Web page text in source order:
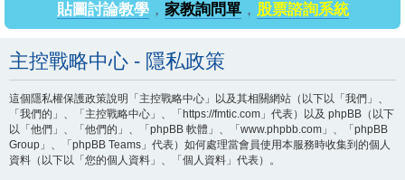
貼圖討論教學， 家教詢問單， 股票諮詢系統
主控戰略中心 - 隱私政策
這個隱私權保護政策說明「主控戰略中心」以及其相關網站（以下以「我們」、
「我們的」、「主控戰略中心」、「https://fmtic.com」代表）以及 phpBB（以下
以「他們」、「他們的」、「phpBB 軟體」、「www.phpbb.com」、「phpBB
Group」、「phpBB Teams」代表）如何處理當會員使用本服務時收集到的個人
資料（以下以「您的個人資料」、「個人資料」代表）。